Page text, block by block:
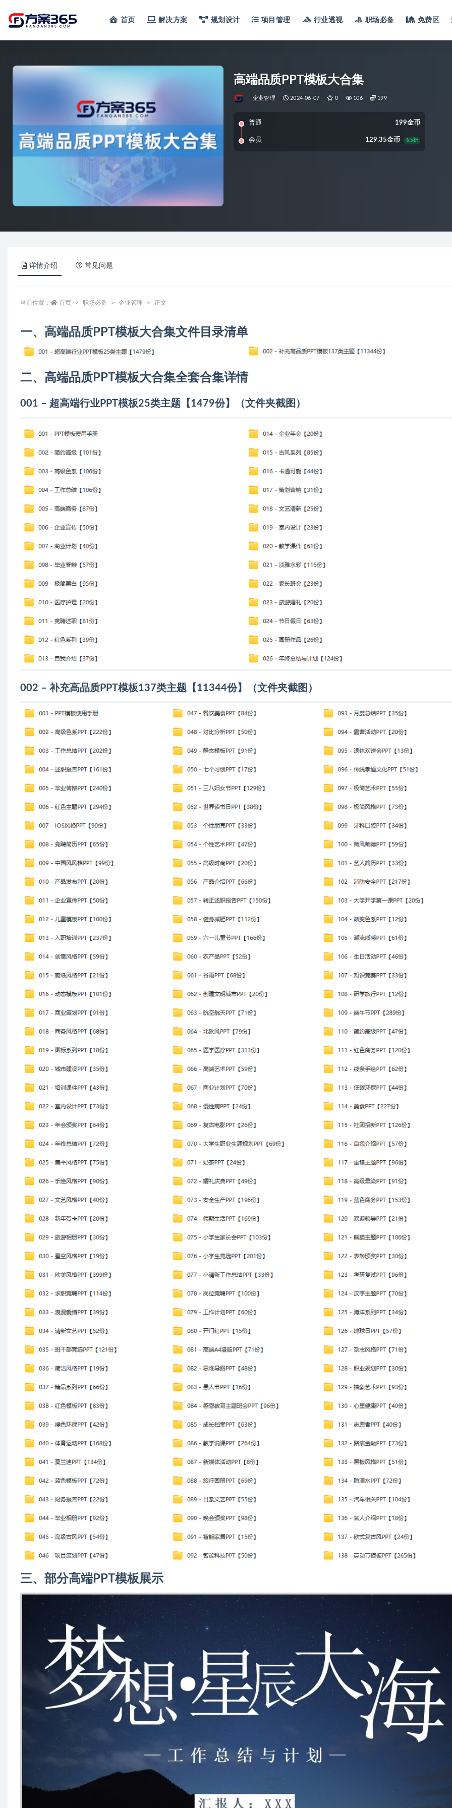
首页 解决方案 规划设计 项目管理 行业透视 职场必备 免费区
高端品质PPT模板大合集
企业管理 2024-06-07 0 106 199
普通 199金币
会员 129.35金币 6.5折
详情介绍 常见问题
当前位置： 首页 职场必备 企业管理 正文
一、高端品质PPT模板大合集文件目录清单
二、高端品质PPT模板大合集全套合集详情
001 – 超高端行业PPT模板25类主题【1479份】（文件夹截图）
002 – 补充高品质PPT模板137类主题【11344份】（文件夹截图）
三、部分高端PPT模板展示